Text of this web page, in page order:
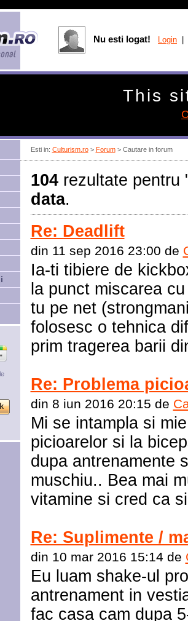
Esti in: Culturism.ro> Forum> Cautare in forum
104rezultate pentru
data.
Re: Deadlift
din 11 sep 2016 23:00 de
Ia-ti tibiere de
la punct miscarea
tu pe net
folosesc o tehnica
prim tragerea barii
Re: Problema
din 8 iun 2016 20:15 de
Mi se intampla si
picioarelor si la
dupa antrenamente
muschiu.. Bea mai
vitamine si cred ca
Re: Suplimente /
din 10 mar 2016 15:14 de
Eu luam shake-ul
antrenament in
fac casa cam dupa
Nu esti logat! Login
This